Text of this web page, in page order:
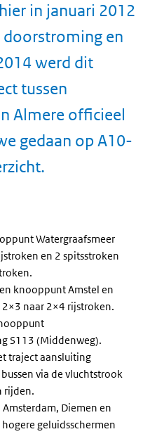
in januari 2012
doorstroming en
werd dit
tussen
Almere officieel
gedaan op A10-
Watergraafsmeer
en 2 spitsstroken
knooppunt Amstel en
naar 2×4 rijstroken.
S113 (Middenweg).
traject aansluiting
via de vluchtstrook
rijden.
Diemen en
geluidsschermen